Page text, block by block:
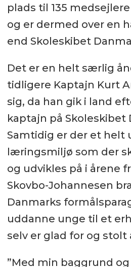
plads til 135
og er dermed over en
end Skoleskibet
Det er en helt særlig
tidligere Kaptajn Kurt
sig, da han gik i land
kaptajn på Skoleskibet
Samtidig er der et helt
læringsmiljø som der
og udvikles på i årene
Skovbo-Johannesen
Danmarks
uddanne unge til et
selv er glad for og stolt
”Med min baggrund